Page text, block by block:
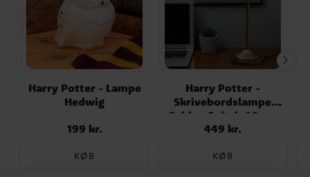
Harry Potter - Lampe
Hedwig
Pris:199 kr.
199 kr.
KØB
Harry Potter -
Skrivebordslampe
Gyldne Snitch 40 cm
Pris:449 kr.
449 kr.
KØB